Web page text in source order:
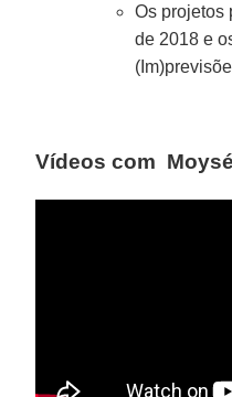
Os projetos
de 2018 e
Vídeos com